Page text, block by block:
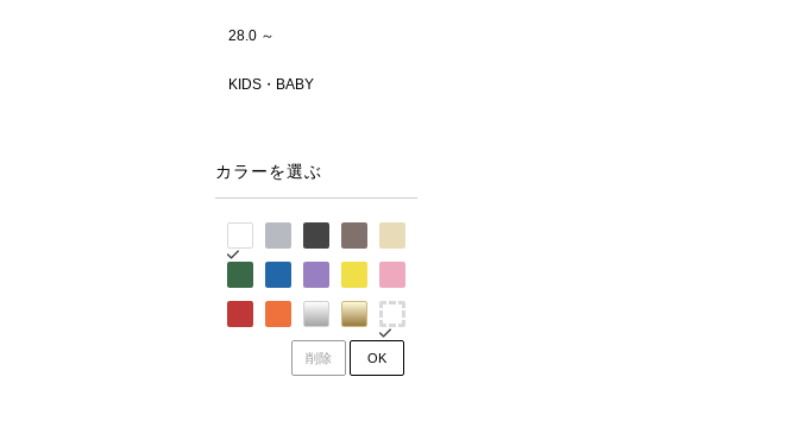
28.0 ～
KIDS・BABY
カラーを選ぶ
削除 OK